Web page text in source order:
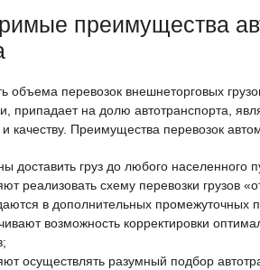
преимущества
объема перевозок внешнеторговых
припадает на долю автотранспорта,
и качеству. Преимущества перевозок
доставить груз до любого населенного
реализовать схему перевозки грузов
в дополнительных промежуточных
возможность корректировки
осуществлять разумный подбор